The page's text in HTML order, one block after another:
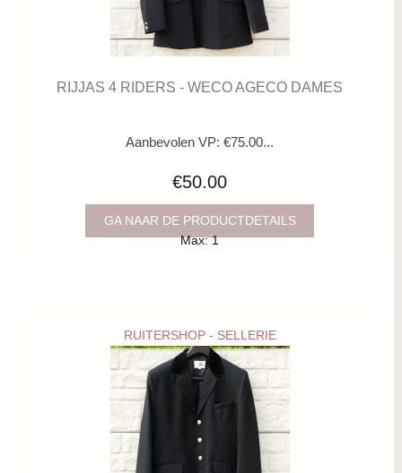
RIJJAS 4 RIDERS - WECO AGECO DAMES
Aanbevolen VP: €75.00...
€50.00
GA NAAR DE PRODUCTDETAILS
Max: 1
RUITERSHOP - SELLERIE